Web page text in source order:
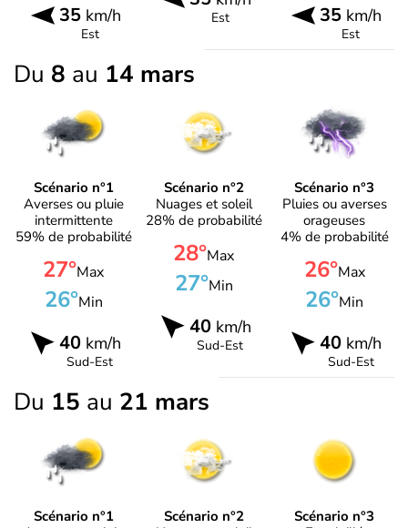
35km/h
Est
Est 35 km/h
Est
Du 8 au 14 mars
Scénario n°1
Averses ou pluie
intermittente
59% de probabilité
27°Max
26°Min
40km/h
Sud-Est
Scénario n°2
Nuages et soleil
28% de probabilité
28°Max
27°Min
40km/h
Sud-Est
Scénario n°3
Pluies ou averses
orageuses
4% de probabilité
26°Max
26°Min
40 km/h
Sud-Est
Du 15 au 21 mars
Scénario n°1
Scénario n°2
Scénario n°3